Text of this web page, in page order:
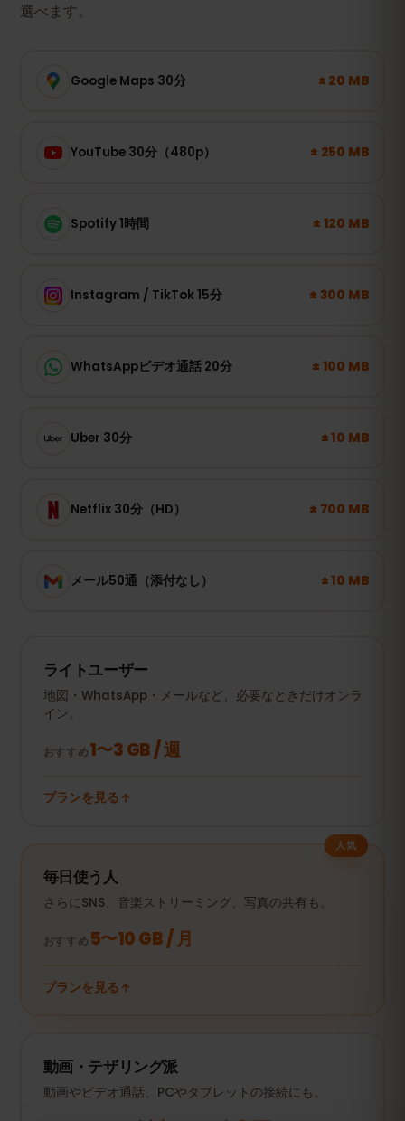
選べます。
Google Maps 30分 ± 20 MB
YouTube 30分（480p） ± 250 MB
Spotify 1時間 ± 120 MB
Instagram / TikTok 15分 ± 300 MB
WhatsAppビデオ通話 20分 ± 100 MB
Uber 30分 ± 10 MB
Netflix 30分（HD） ± 700 MB
メール50通（添付なし） ± 10 MB
ライトユーザー
地図・WhatsApp・メールなど、必要なときだけオンラ
イン。
おすすめ1〜3 GB / 週
プランを見る
人気
毎日使う人
さらにSNS、音楽ストリーミング、写真の共有も。
おすすめ 5〜10 GB / 月
プランを見る
動画・テザリング派
動画やビデオ通話、PCやタブレットの接続にも。